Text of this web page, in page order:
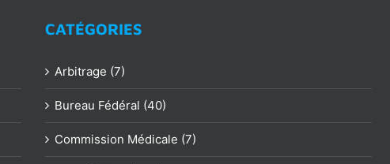
CATÉGORIES
Arbitrage (7)
Bureau Fédéral (40)
Commission Médicale (7)